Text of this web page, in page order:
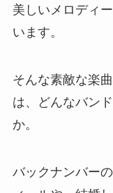
美しいメロディ
います。
そんな素敵な楽
は、どんなバン
か。
バックナンバー